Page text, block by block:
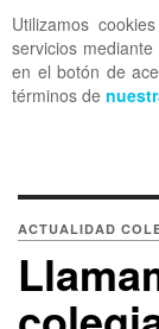
Utilizamos
servicios
en el botón de
términos de
OFF CANVAS
ACTUALIDAD